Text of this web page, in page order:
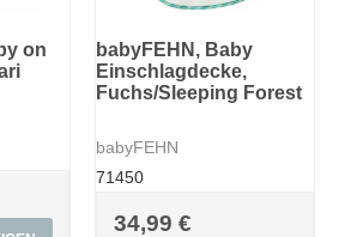
on
babyFEHN, Baby
Einschlagdecke,
Fuchs/Sleeping Forest
babyFEHN
71450
34,99 €